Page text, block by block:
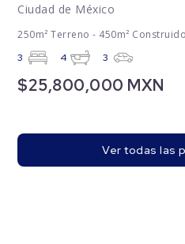
Ciudad de México
250m² Terreno - 450m²
3 4 3
$25,800,000 MXN
Ver todas las